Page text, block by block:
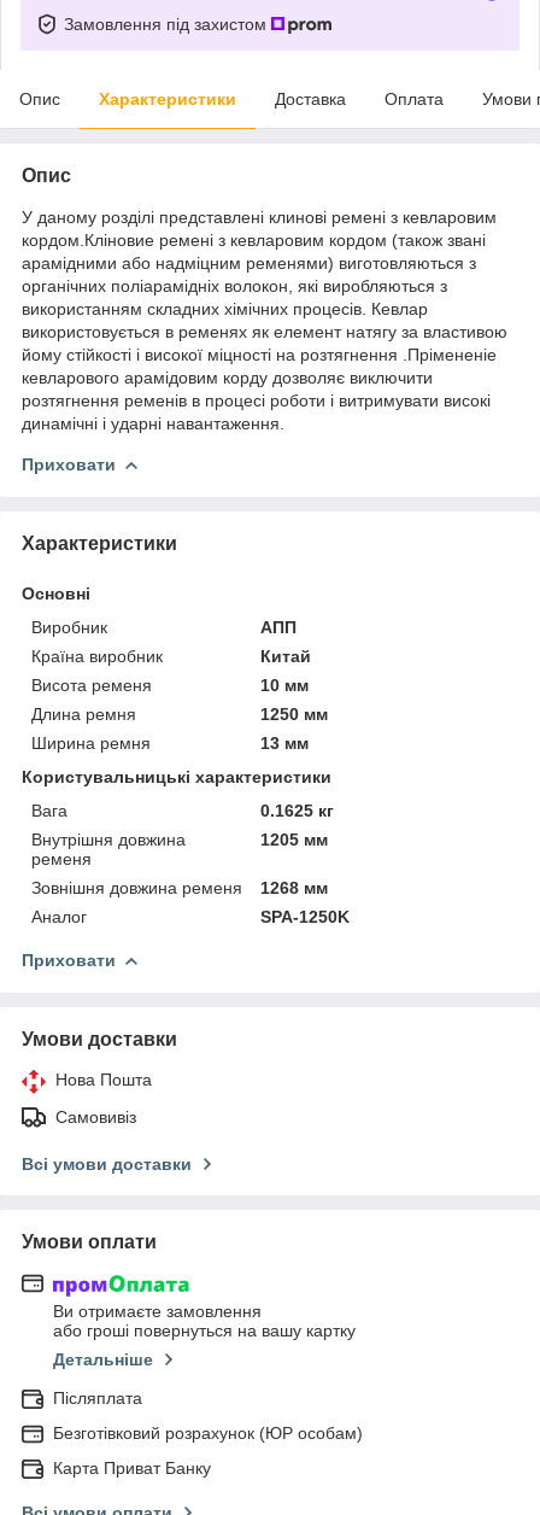
Замовлення під захистом
Опис Характеристики Доставка Оплата Умови
Опис
У даному розділі представлені клинові ремені з кевларовим
кордом.Кліновие ремені з кевларовим кордом (також звані
арамідними або надміцним ременями) виготовляються з
органічних поліарамідніх волокон, які виробляються з
використанням складних хімічних процесів. Кевлар
використовується в ременях як елемент натягу за властивою
йому стійкості і високої міцності на розтягнення .Прімененіе
кевларового арамідовим корду дозволяє виключити
розтягнення ременів в процесі роботи і витримувати високі
динамічні і ударні навантаження.
Приховати
Характеристики
Основні
Виробник
АПП
Країна виробник
Китай
Висота ременя
10 мм
Длина ремня
1250 мм
Ширина ремня
13 мм
Користувальницькі характеристики
Вага
0.1625 кг
Внутрішня довжина
ременя
1205 мм
Зовнішня довжина ременя
1268 мм
Аналог
SPA-1250K
Приховати
Умови доставки
Нова Пошта
Самовивіз
Всі умови доставки
Умови оплати
Ви отримаєте замовлення
або гроші повернуться на вашу картку
Детальніше
Післяплата
Безготівковий розрахунок (ЮР особам)
Карта Приват Банку